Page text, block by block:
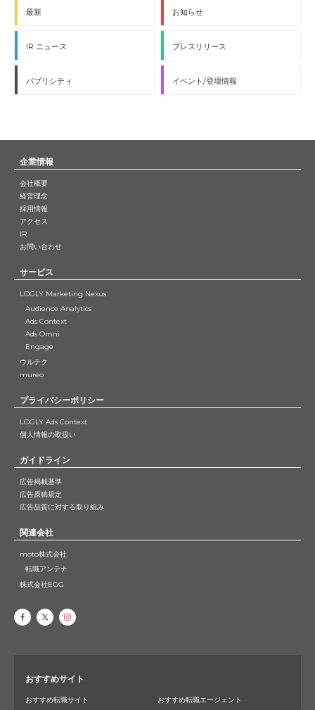
最新 お知らせ
IR ニュース プレスリリース
パブリシティ イベント/登壇情報
企業情報
会社概要
経営理念
採用情報
アクセス
IR
お問い合わせ
サービス
LOGLY Marketing Nexus
Audience Analytics
Ads Context
Ads Omni
Engage
ウルテク
mureo
プライバシーポリシー
LOGLY Ads Context
個人情報の取扱い
ガイドライン
広告掲載基準
広告原稿規定
広告品質に対する取り組み
関連会社
moto株式会社
転職アンテナ
株式会社EGG
おすすめサイト
おすすめ転職サイト おすすめ転職エージェント